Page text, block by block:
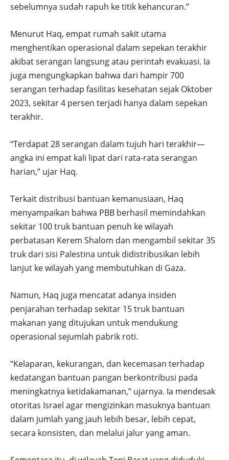
sebelumnya sudah rapuh ke titik kehancuran.”
Menurut Haq, empat rumah sakit utama
menghentikan operasional dalam sepekan terakhir
akibat serangan langsung atau perintah evakuasi. Ia
juga mengungkapkan bahwa dari hampir 700
serangan terhadap fasilitas kesehatan sejak Oktober
2023, sekitar 4 persen terjadi hanya dalam sepekan
terakhir.
“Terdapat 28 serangan dalam tujuh hari terakhir—
angka ini empat kali lipat dari rata-rata serangan
harian,” ujar Haq.
Terkait distribusi bantuan kemanusiaan, Haq
menyampaikan bahwa PBB berhasil memindahkan
sekitar 100 truk bantuan penuh ke wilayah
perbatasan Kerem Shalom dan mengambil sekitar 35
truk dari sisi Palestina untuk didistribusikan lebih
lanjut ke wilayah yang membutuhkan di Gaza.
Namun, Haq juga mencatat adanya insiden
penjarahan terhadap sekitar 15 truk bantuan
makanan yang ditujukan untuk mendukung
operasional sejumlah pabrik roti.
“Kelaparan, kekurangan, dan kecemasan terhadap
kedatangan bantuan pangan berkontribusi pada
meningkatnya ketidakamanan,” ujarnya. Ia mendesak
otoritas Israel agar mengizinkan masuknya bantuan
dalam jumlah yang jauh lebih besar, lebih cepat,
secara konsisten, dan melalui jalur yang aman.